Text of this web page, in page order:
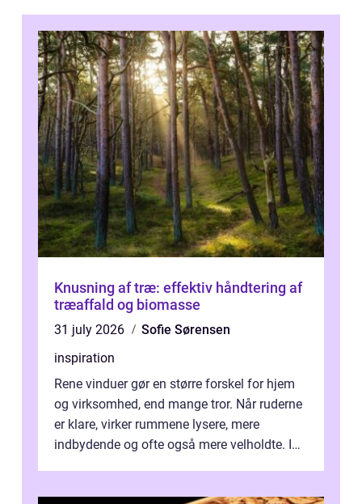
Knusning af træ: effektiv håndtering af
træaffald og biomasse
31 july 2026
Sofie Sørensen
inspiration
Rene vinduer gør en større forskel for hjem
og virksomhed, end mange tror. Når ruderne
er klare, virker rummene lysere, mere
indbydende og ofte også mere velholdte. I